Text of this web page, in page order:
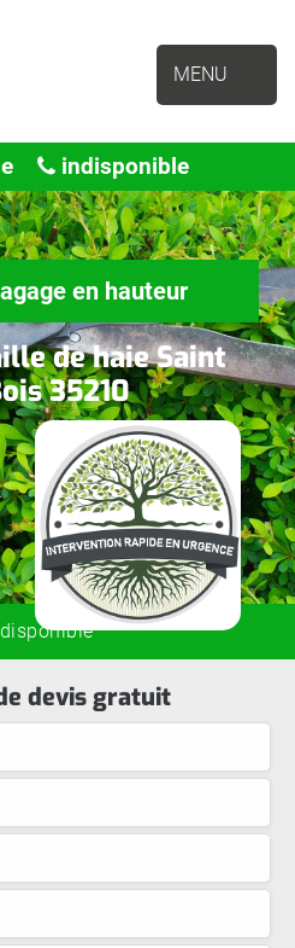
MENU
indisponible
en hauteur
de haie Saint
35210
devis gratuit